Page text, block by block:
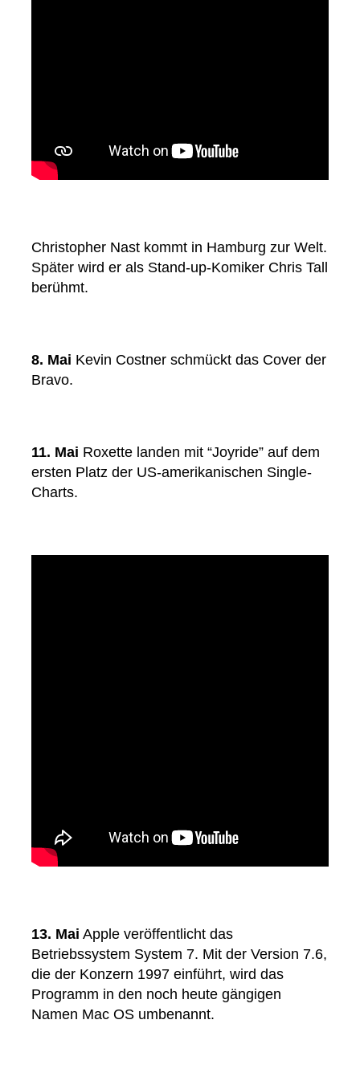
Christopher Nast kommt in Hamburg zur Welt.
Später wird er als Stand-up-Komiker Chris Tall
berühmt.
8. Mai Kevin Costner schmückt das Cover der
Bravo.
11. Mai Roxette landen mit “Joyride” auf dem
ersten Platz der US-amerikanischen Single-
Charts.
13. Mai Apple veröffentlicht das
Betriebssystem System 7. Mit der Version 7.6,
die der Konzern 1997 einführt, wird das
Programm in den noch heute gängigen
Namen Mac OS umbenannt.